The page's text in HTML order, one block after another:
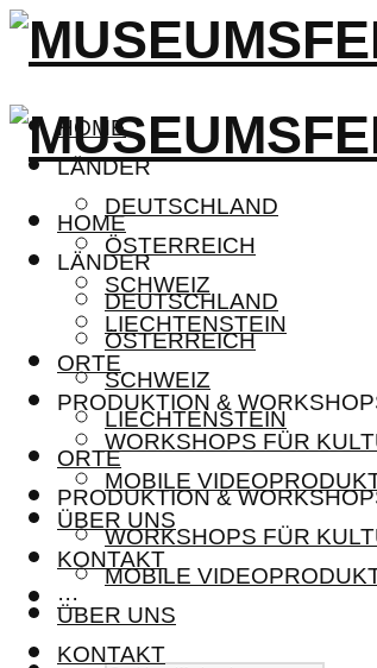
HOME
LÄNDER
DEUTSCHLAND
ÖSTERREICH
SCHWEIZ
LIECHTENSTEIN
ORTE
PRODUKTION &
WORKSHOPS FÜR
MOBILE
ÜBER UNS
KONTAKT
···
HOME
LÄNDER
DEUTSCHLAND
ÖSTERREICH
SCHWEIZ
LIECHTENSTEIN
ORTE
PRODUKTION &
WORKSHOPS FÜR
MOBILE
ÜBER UNS
KONTAKT